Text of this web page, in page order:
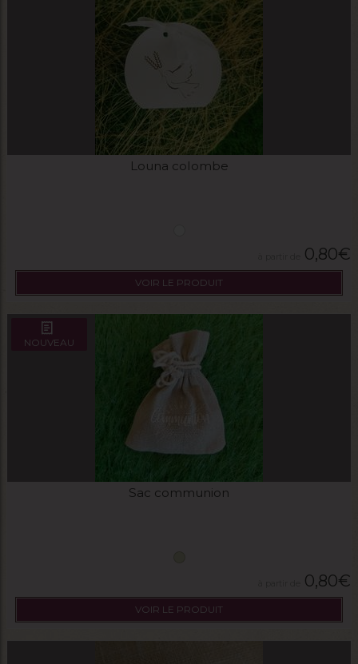
Louna colombe
0,80€
VOIR LE PRODUIT
NOUVEAU
Sac communion
0,80€
VOIR LE PRODUIT